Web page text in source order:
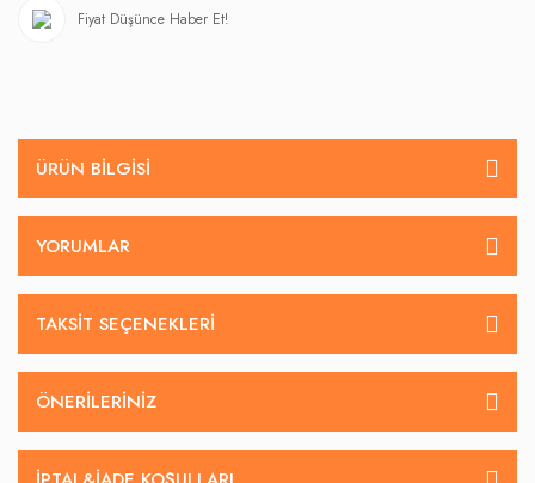
Fiyat Düşünce Haber Et!
ÜRÜN BILGISI
YORUMLAR
TAKSIT SEÇENEKLERI
ÖNERILERINIZ